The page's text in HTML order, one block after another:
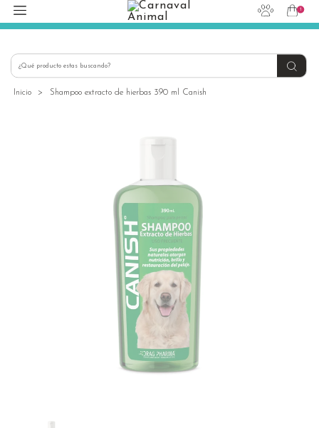
+56939145030
1
Inicio > Shampoo extracto de hierbas 390 ml Canish